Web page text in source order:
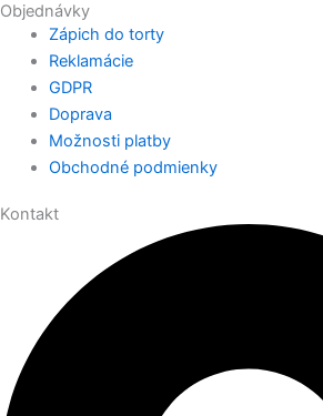
Objednávky
Zápich do torty
Reklamácie
GDPR
Doprava
Možnosti platby
Obchodné podmienky
Kontakt